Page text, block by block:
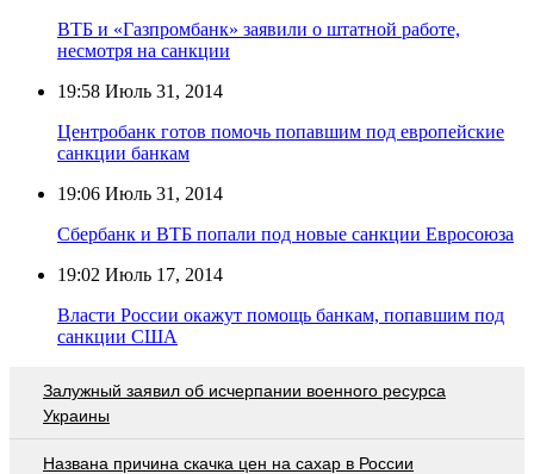
ВТБ и «Газпромбанк» заявили о штатной работе,
несмотря на санкции
19:58 Июль 31, 2014
Центробанк готов помочь попавшим под европейские
санкции банкам
19:06 Июль 31, 2014
Сбербанк и ВТБ попали под новые санкции Евросоюза
19:02 Июль 17, 2014
Власти России окажут помощь банкам, попавшим под
санкции США
Залужный заявил об исчерпании военного ресурса
Украины
Названа причина скачка цен на сахар в России